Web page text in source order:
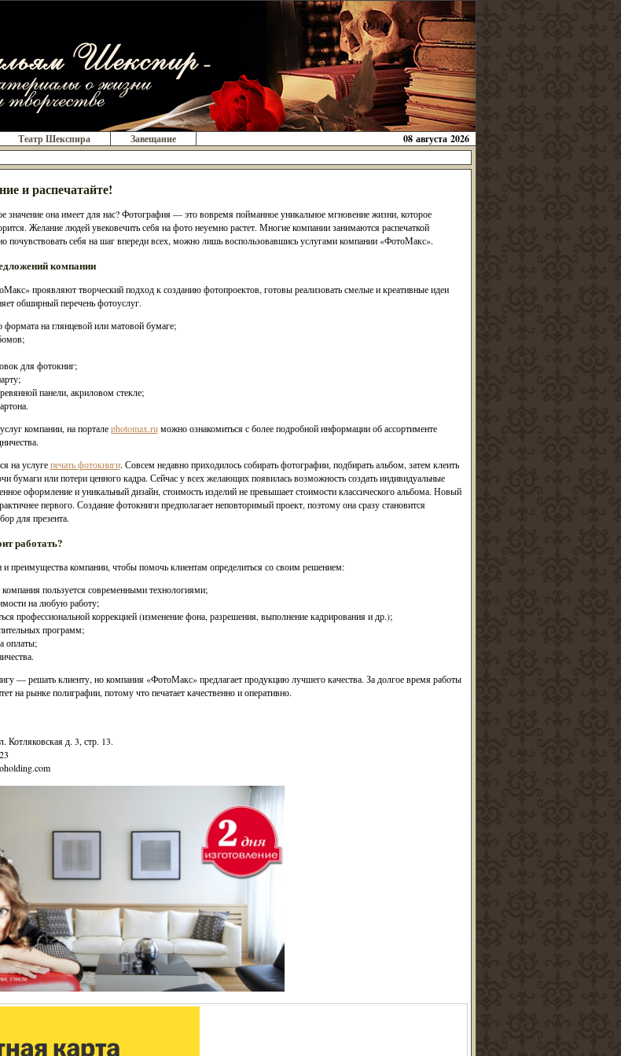
Театр Шекспира Завещание
08 августа 2026
и распечатайте!
значение она имеет для нас? Фотография — это вовремя пойманное уникальное мгновение жизни, которое
Желание людей увековечить себя на фото неуемно растет. Многие компании занимаются распечаткой
почувствовать себя на шаг впереди всех, можно лишь воспользовавшись услугами компании «ФотоМакс».
компании
проявляют творческий подход к созданию фотопроектов, готовы реализовать смелые и креативные идеи
обширный перечень фотоуслуг.
формата на глянцевой или матовой бумаге;
для фотокниг;
панели, акриловом стекле;
компании, на порталеphotomax.ru можно ознакомиться с более подробной информации об ассортименте
на услугепечать фотокниги. Совсем недавно приходилось собирать фотографии, подбирать альбом, затем клеить
бумаги или потери ценного кадра. Сейчас у всех желающих появилась возможность создать индивидуальные
оформление и уникальный дизайн, стоимость изделий не превышает стоимости классического альбома. Новый
первого. Создание фотокниги предполагает неповторимый проект, поэтому она сразу становится
для презента.
работать?
преимущества компании, чтобы помочь клиентам определиться со своим решением:
пользуется современными технологиями;
на любую работу;
профессиональной коррекцией (изменение фона, разрешения, выполнение кадрирования и др.);
программ;
оплаты;
— решать клиенту, но компания «ФотоМакс» предлагает продукцию лучшего качества. За долгое время работы
на рынке полиграфии, потому что печатает качественно и оперативно.
Котляковская д. 3, стр. 13.